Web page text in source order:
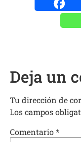
Deja un
Tu dirección de
Los campos
Comentario*